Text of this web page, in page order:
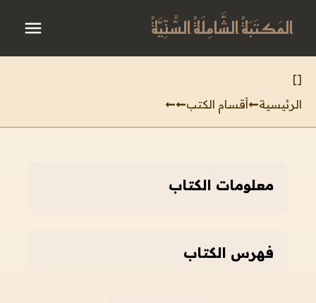
المَكتَبَةُ الشَّامِلَةُ السُّنِّيَّةُ
[
]
الرئيسية
أقسام الكتب
معلومات الكتاب
فهرس الكتاب